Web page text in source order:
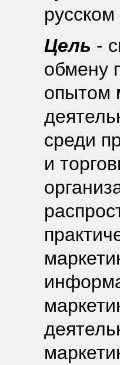
Цель -
обмену
опытом
среди
и